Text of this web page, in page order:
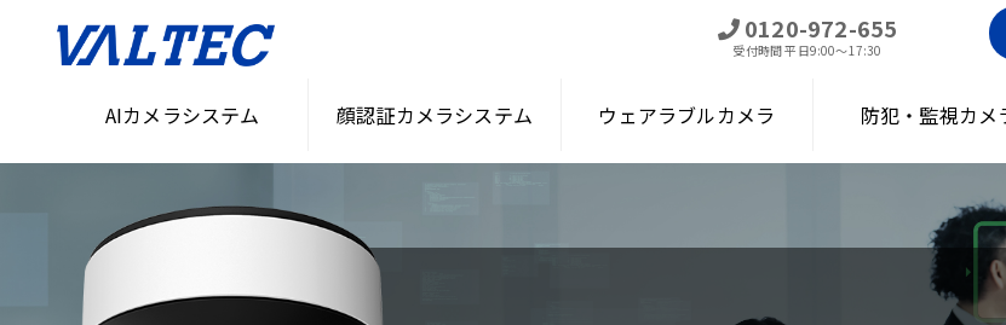
0120-972-655
受付時間平日9:00～17:30
AIカメラシステム 顔認証カメラシステム ウェアラブルカメラ 防犯・監視カメ